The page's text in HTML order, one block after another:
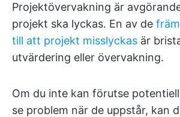
Projektövervakning är
projekt ska lyckas. En av de
till att projekt misslyckas är
utvärdering eller övervakning.
Om du inte kan förutse
se problem när de uppstår, kan